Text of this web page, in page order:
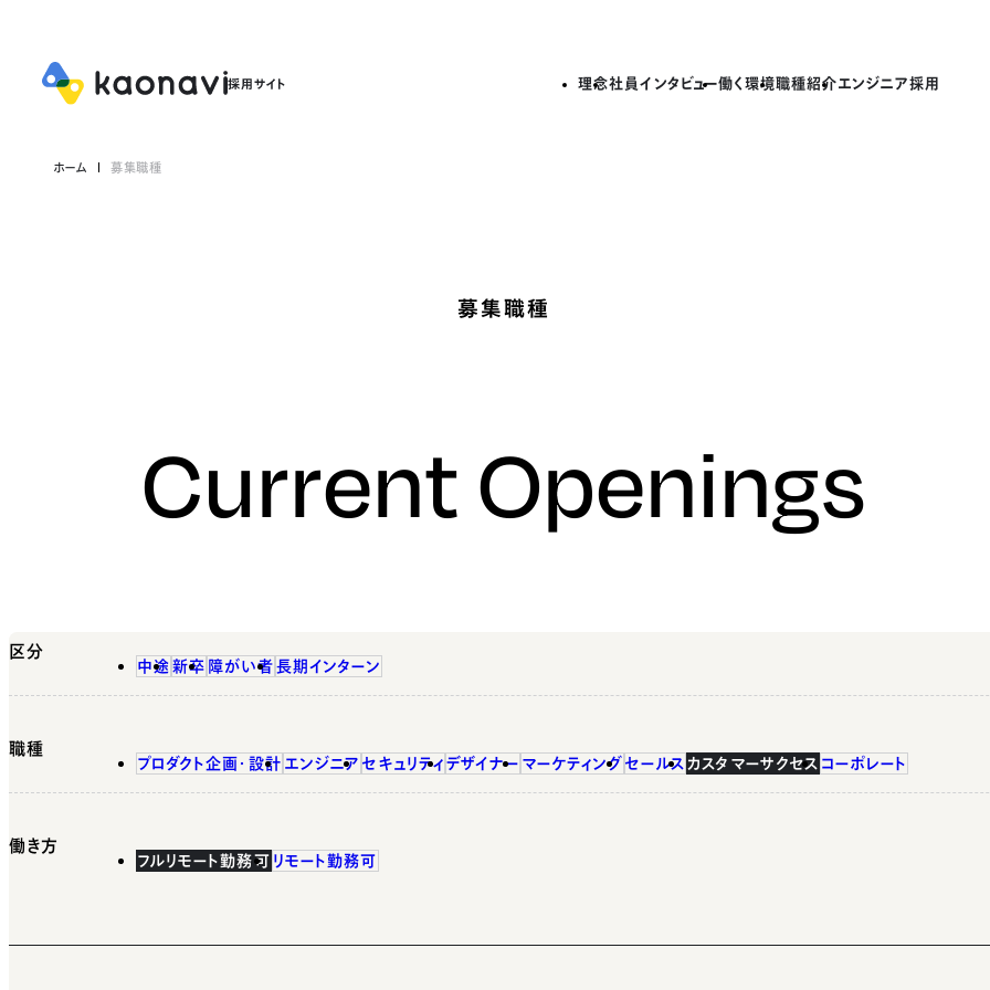
理念社員インタビュー働く環境職種紹介エンジニア採用
ホーム 募集職種
募集職種
Current Openings
区分
中途 新卒 障がい者 長期インターン
職種
プロダクト企画・設計 エンジニア セキュリティ デザイナー マーケティング セールス カスタマーサクセス コーポレート
働き方
フルリモート勤務可 リモート勤務可